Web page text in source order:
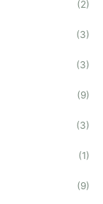
(2)
(3)
(3)
(9)
(3)
(1)
(9)